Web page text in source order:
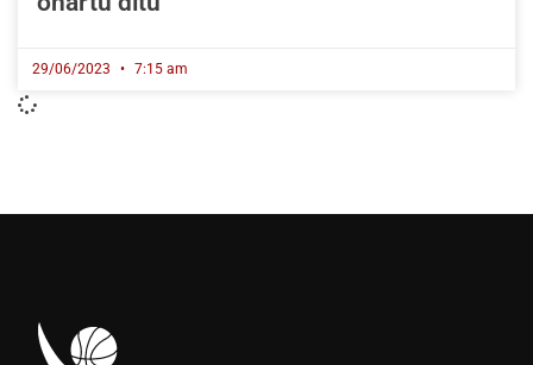
29/06/2023 7:15 am